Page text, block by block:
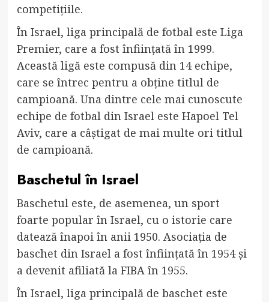
competițiile.
În Israel, liga principală de fotbal este Liga
Premier, care a fost înființată în 1999.
Această ligă este compusă din 14 echipe,
care se întrec pentru a obține titlul de
campioană. Una dintre cele mai cunoscute
echipe de fotbal din Israel este Hapoel Tel
Aviv, care a câștigat de mai multe ori titlul
de campioană.
Baschetul în Israel
Baschetul este, de asemenea, un sport
foarte popular în Israel, cu o istorie care
datează înapoi în anii 1950. Asociația de
baschet din Israel a fost înființată în 1954 și
a devenit afiliată la FIBA în 1955.
În Israel, liga principală de baschet este